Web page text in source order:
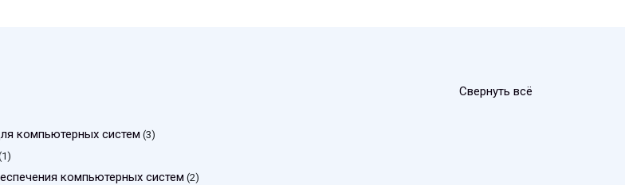
Свернуть всё
компьютерных систем (3)
компьютерных систем (2)